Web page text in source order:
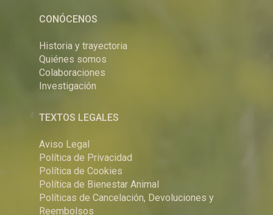
CONÓCENOS
Historia y trayectoria
Quiénes somos
Colaboraciones
Investigación
TEXTOS LEGALES
Aviso Legal
Política de Privacidad
Política de Cookies
Política de Bienestar Animal
Políticas de Cancelación, Devoluciones y
Reembolsos